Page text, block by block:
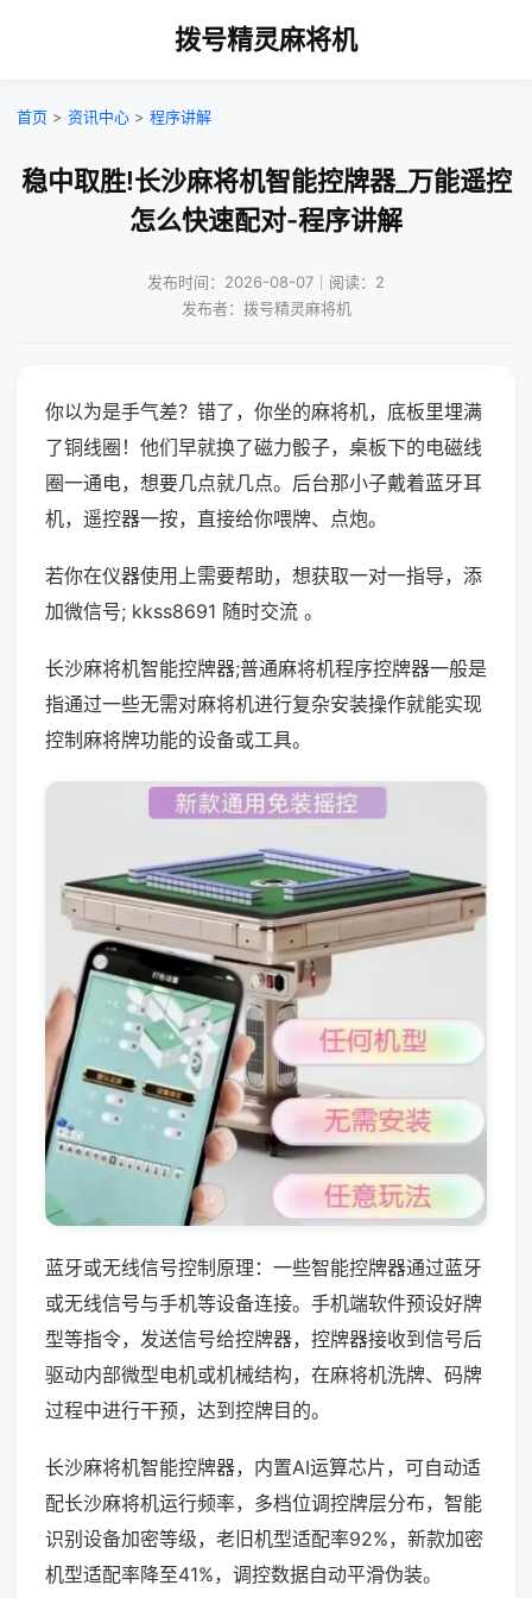
拨号精灵麻将机
首页 > 资讯中心 > 程序讲解
稳中取胜!长沙麻将机智能控牌器_万能遥控
怎么快速配对-程序讲解
发布时间：2026-08-07｜阅读：2
发布者：拨号精灵麻将机
你以为是手气差？错了，你坐的麻将机，底板里埋满
了铜线圈！他们早就换了磁力骰子，桌板下的电磁线
圈一通电，想要几点就几点。后台那小子戴着蓝牙耳
机，遥控器一按，直接给你喂牌、点炮。
若你在仪器使用上需要帮助，想获取一对一指导，添
加微信号; kkss8691 随时交流 。
长沙麻将机智能控牌器;普通麻将机程序控牌器一般是
指通过一些无需对麻将机进行复杂安装操作就能实现
控制麻将牌功能的设备或工具。
蓝牙或无线信号控制原理：一些智能控牌器通过蓝牙
或无线信号与手机等设备连接。手机端软件预设好牌
型等指令，发送信号给控牌器，控牌器接收到信号后
驱动内部微型电机或机械结构，在麻将机洗牌、码牌
过程中进行干预，达到控牌目的。
长沙麻将机智能控牌器，内置AI运算芯片，可自动适
配长沙麻将机运行频率，多档位调控牌层分布，智能
识别设备加密等级，老旧机型适配率92%，新款加密
机型适配率降至41%，调控数据自动平滑伪装。